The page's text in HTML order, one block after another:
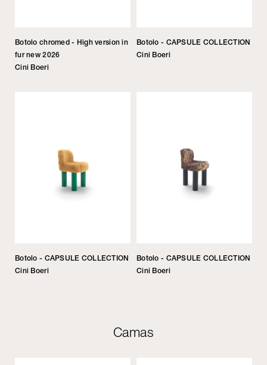
Botolo chromed - High version in
fur new 2026
Cini Boeri
Botolo - CAPSULE COLLECTION
Cini Boeri
Botolo - CAPSULE COLLECTION
Cini Boeri
Botolo - CAPSULE COLLECTION
Cini Boeri
Camas